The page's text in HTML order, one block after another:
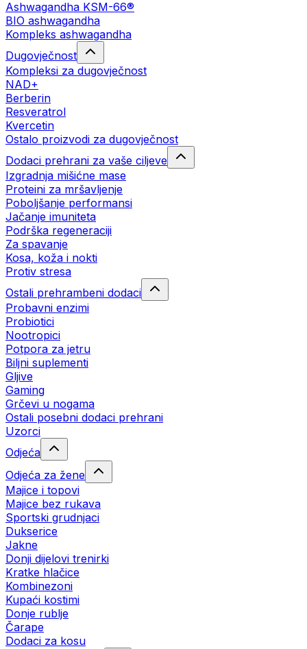
Ashwagandha KSM-66®
BIO ashwagandha
Kompleks ashwagandha
Dugovječnost
Kompleksi za dugovječnost
NAD+
Berberin
Resveratrol
Kvercetin
Ostalo proizvodi za dugovječnost
Dodaci prehrani za vaše ciljeve
Izgradnja mišićne mase
Proteini za mršavljenje
Poboljšanje performansi
Jačanje imuniteta
Podrška regeneraciji
Za spavanje
Kosa, koža i nokti
Protiv stresa
Ostali prehrambeni dodaci
Probavni enzimi
Probiotici
Nootropici
Potpora za jetru
Biljni suplementi
Gljive
Gaming
Grčevi u nogama
Ostali posebni dodaci prehrani
Uzorci
Odjeća
Odjeća za žene
Majice i topovi
Majice bez rukava
Sportski grudnjaci
Dukserice
Jakne
Donji dijelovi trenirki
Kratke hlačice
Kombinezoni
Kupaći kostimi
Donje rublje
Čarape
Dodaci za kosu